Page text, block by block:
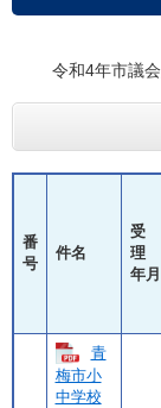
令和4年市議
番
号
件名
受
年
青
梅市小
中学校